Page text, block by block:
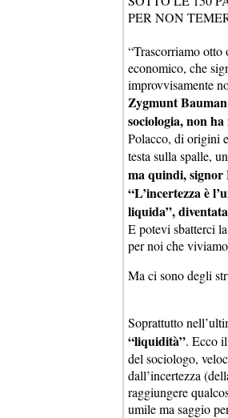
PER NON
“Trascorriamo otto
economico, che
improvvisamente
Zygmunt
sociologia, non
Polacco, di origini
testa sulla spalle,
ma quindi, signor
“L’incertezza è
liquida”,
E potevi sbatterci
per noi che
Ma ci sono degli
Soprattutto
“liquidità”. Ecco
del sociologo,
dall’incertezza
raggiungere
umile ma saggio